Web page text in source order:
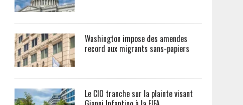
Washington impose des amendes
record aux migrants sans-papiers
Le CIO tranche sur la plainte visant